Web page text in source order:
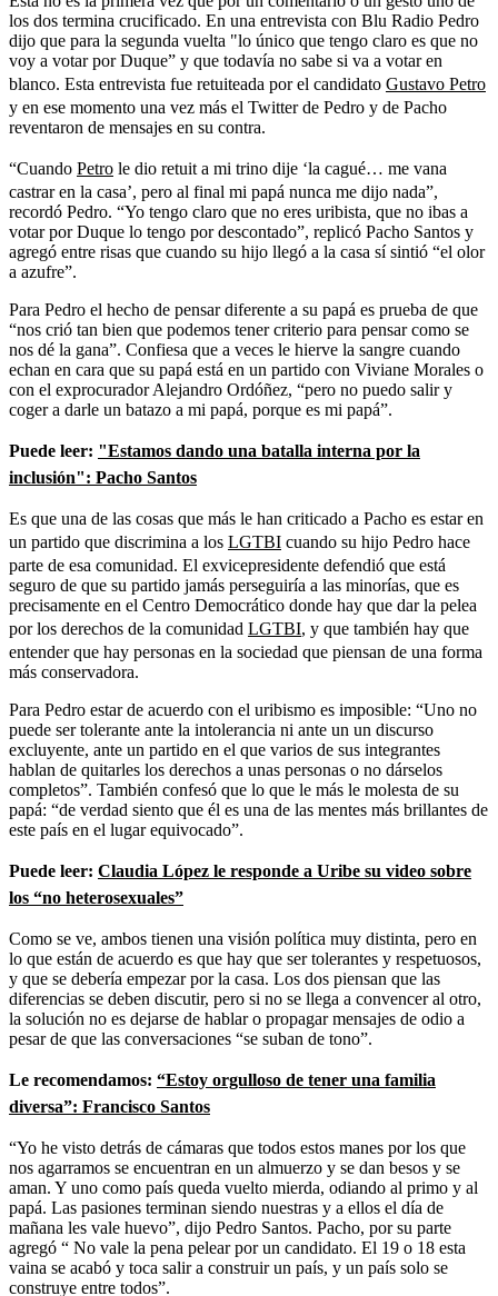
los dos termina crucificado. En una entrevista con Blu Radio Pedro
dijo que para la segunda vuelta "lo único que tengo claro es que no
voy a votar por Duque” y que todavía no sabe si va a votar en
blanco. Esta entrevista fue retuiteada por el candidato Gustavo Petro
y en ese momento una vez más el Twitter de Pedro y de Pacho
reventaron de mensajes en su contra.
“Cuando Petro le dio retuit a mi trino dije ‘la cagué… me vana
castrar en la casa’, pero al final mi papá nunca me dijo nada”,
recordó Pedro. “Yo tengo claro que no eres uribista, que no ibas a
votar por Duque lo tengo por descontado”, replicó Pacho Santos y
agregó entre risas que cuando su hijo llegó a la casa sí sintió “el olor
a azufre”.
Para Pedro el hecho de pensar diferente a su papá es prueba de que
“nos crió tan bien que podemos tener criterio para pensar como se
nos dé la gana”. Confiesa que a veces le hierve la sangre cuando
echan en cara que su papá está en un partido con Viviane Morales o
con el exprocurador Alejandro Ordóñez, “pero no puedo salir y
coger a darle un batazo a mi papá, porque es mi papá”.
Puede leer: "Estamos dando una batalla interna por la
inclusión": Pacho Santos
Es que una de las cosas que más le han criticado a Pacho es estar en
un partido que discrimina a los LGTBI cuando su hijo Pedro hace
parte de esa comunidad. El exvicepresidente defendió que está
seguro de que su partido jamás perseguiría a las minorías, que es
precisamente en el Centro Democrático donde hay que dar la pelea
por los derechos de la comunidad LGTBI, y que también hay que
entender que hay personas en la sociedad que piensan de una forma
más conservadora.
Para Pedro estar de acuerdo con el uribismo es imposible: “Uno no
puede ser tolerante ante la intolerancia ni ante un un discurso
excluyente, ante un partido en el que varios de sus integrantes
hablan de quitarles los derechos a unas personas o no dárselos
completos”. También confesó que lo que le más le molesta de su
papá: “de verdad siento que él es una de las mentes más brillantes de
este país en el lugar equivocado”.
Puede leer: Claudia López le responde a Uribe su video sobre
los “no heterosexuales”
Como se ve, ambos tienen una visión política muy distinta, pero en
lo que están de acuerdo es que hay que ser tolerantes y respetuosos,
y que se debería empezar por la casa. Los dos piensan que las
diferencias se deben discutir, pero si no se llega a convencer al otro,
la solución no es dejarse de hablar o propagar mensajes de odio a
pesar de que las conversaciones “se suban de tono”.
Le recomendamos: “Estoy orgulloso de tener una familia
diversa”: Francisco Santos
“Yo he visto detrás de cámaras que todos estos manes por los que
nos agarramos se encuentran en un almuerzo y se dan besos y se
aman. Y uno como país queda vuelto mierda, odiando al primo y al
papá. Las pasiones terminan siendo nuestras y a ellos el día de
mañana les vale huevo”, dijo Pedro Santos. Pacho, por su parte
agregó “ No vale la pena pelear por un candidato. El 19 o 18 esta
vaina se acabó y toca salir a construir un país, y un país solo se
construye entre todos”.